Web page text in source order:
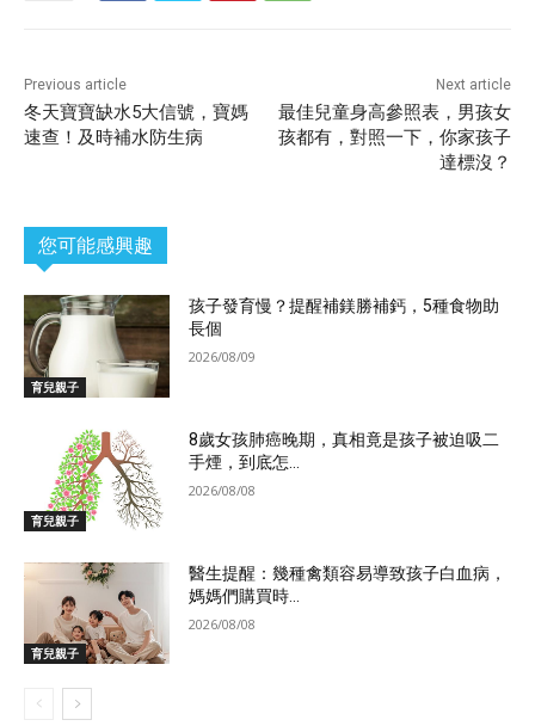
Previous article
冬天寶寶缺水5大信號，寶媽
速查！及時補水防生病
Next article
最佳兒童身高參照表，男孩女
孩都有，對照一下，你家孩子
達標沒？
您可能感興趣
育兒親子
孩子發育慢？提醒補鎂勝補鈣，5種食物助
長個
2026/08/09
育兒親子
8歲女孩肺癌晚期，真相竟是孩子被迫吸二
手煙，到底怎...
2026/08/08
育兒親子
醫生提醒：幾種禽類容易導致孩子白血病，
媽媽們購買時...
2026/08/08